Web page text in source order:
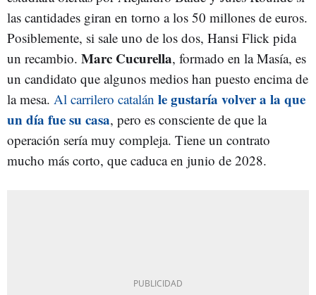
las cantidades giran en torno a los 50 millones de euros.
Posiblemente, si sale uno de los dos, Hansi Flick pida
un recambio. Marc Cucurella, formado en la Masía, es
un candidato que algunos medios han puesto encima de
la mesa. Al carrilero catalán le gustaría volver a la que
un día fue su casa, pero es consciente de que la
operación sería muy compleja. Tiene un contrato
mucho más corto, que caduca en junio de 2028.